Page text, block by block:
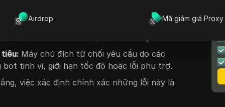
Airdrop Mã giảm giá Proxy
hết hạn.
proxy:
Sự cố với cổng proxy, Danh sách
tiêu: Máy chủ đích từ chối yêu cầu do các
tinh vi, giới hạn tốc độ hoặc lỗi phụ trợ.
việc xác định chính xác những lỗi này là